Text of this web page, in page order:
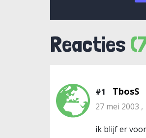
Reacties
#1 TbosS
27 mei 2003 ,
ik blijf er